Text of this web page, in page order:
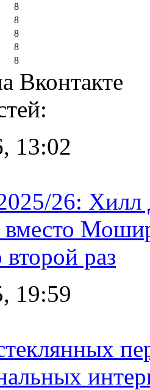
8
8
8
8
8
Вконтакте
13:02
26:
раз
19:59